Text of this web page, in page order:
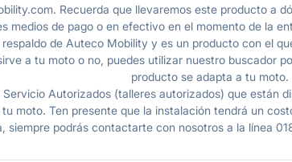
Recuerda que llevaremos este producto a
medios de pago o en efectivo en el momento de la
de Auteco Mobility y es un producto con el
a tu moto o no, puedes utilizar nuestro
producto se adapta a tu moto.
Autorizados (talleres autorizados) que están
moto. Ten presente que la instalación tendrá un
siempre podrás contactarte con nosotros a la línea